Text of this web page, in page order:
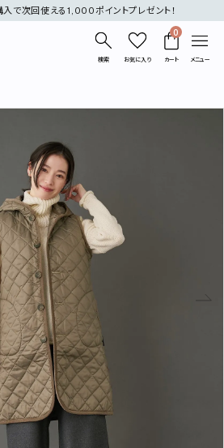
で次回使える1,000ポイントプレゼント！
検索 お気に入り
0
カート メニュー
search
オケージョン
新規会員登録